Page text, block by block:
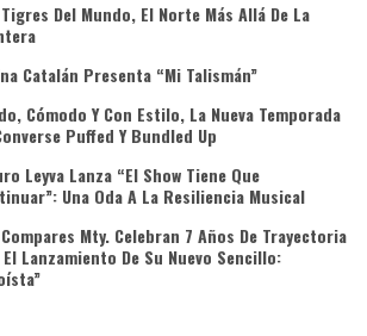
Del Mundo, El Norte Más Allá De La
Catalán Presenta “Mi Talismán”
Cómodo Y Con Estilo, La Nueva Temporada
Puffed Y Bundled Up
Leyva Lanza “El Show Tiene Que
Una Oda A La Resiliencia Musical
Mty. Celebran 7 Años De Trayectoria
El Lanzamiento De Su Nuevo Sencillo: